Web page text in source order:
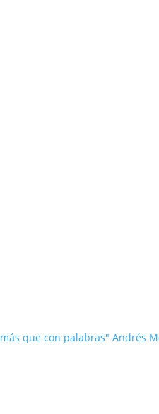
que con palabras" Andrés